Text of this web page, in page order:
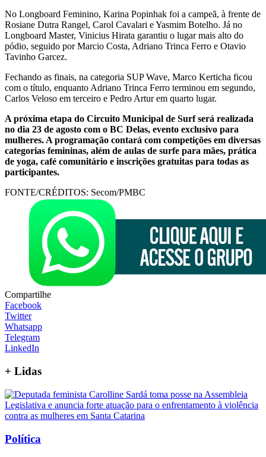
No Longboard Feminino, Karina Popinhak foi a campeã, à frente de
Rosiane Dutra Rangel, Carol Cavalari e Yasmim Botelho. Já no
Longboard Master, Vinicius Hirata garantiu o lugar mais alto do
pódio, seguido por Marcio Costa, Adriano Trinca Ferro e Otavio
Tavinho Garcez.
Fechando as finais, na categoria SUP Wave, Marco Kerticha ficou
com o título, enquanto Adriano Trinca Ferro terminou em segundo,
Carlos Veloso em terceiro e Pedro Artur em quarto lugar.
A próxima etapa do Circuito Municipal de Surf será realizada
no dia 23 de agosto com o BC Delas, evento exclusivo para
mulheres. A programação contará com competições em diversas
categorias femininas, além de aulas de surfe para mães, prática
de yoga, café comunitário e inscrições gratuitas para todas as
participantes.
FONTE/CRÉDITOS: Secom/PMBC
Compartilhe
Facebook
Twitter
Whatsapp
Telegram
LinkedIn
+ Lidas
Política